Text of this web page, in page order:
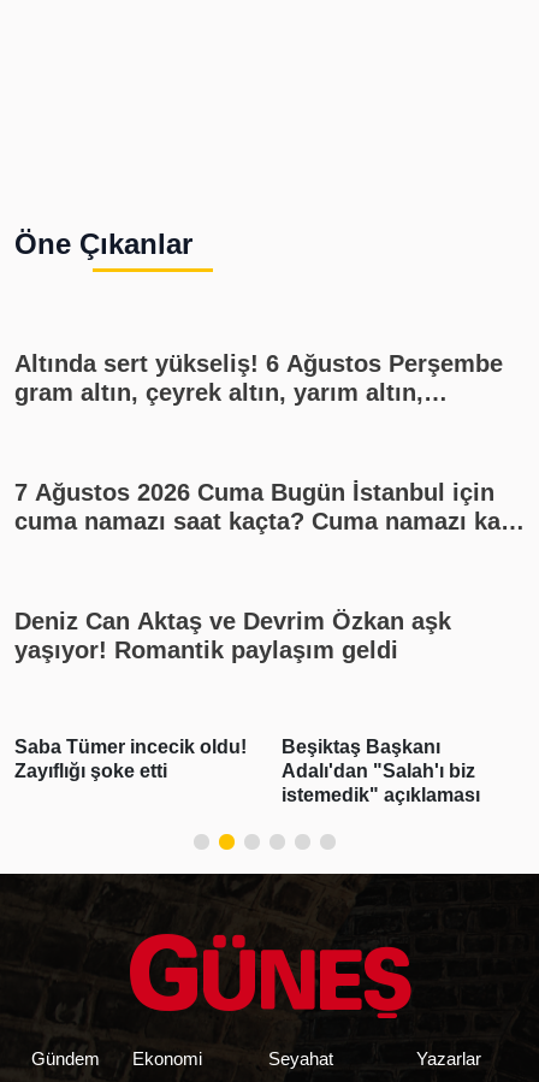
Öne Çıkanlar
Altında sert yükseliş! 6 Ağustos Perşembe
gram altın, çeyrek altın, yarım altın,
7 Ağustos 2026 Cuma Bugün İstanbul için
cuma namazı saat kaçta? Cuma namazı kaç
Deniz Can Aktaş ve Devrim Özkan aşk
yaşıyor! Romantik paylaşım geldi
Saba Tümer incecik oldu!
Zayıflığı şoke etti
Beşiktaş Başkanı
Adalı'dan "Salah'ı biz
istemedik" açıklaması
Gündem
Ekonomi
Seyahat
Yazarlar